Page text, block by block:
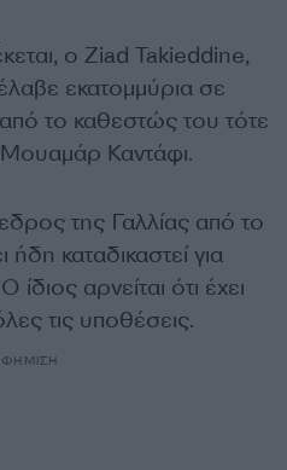
ο Ziad Takieddine,
εκατομμύρια σε
το καθεστώς του τότε
Καντάφι.
της Γαλλίας από το
καταδικαστεί για
αρνείται ότι έχει
τις υποθέσεις.